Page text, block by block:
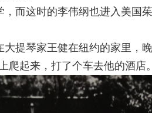
而这时的李伟纲也进入美国
大提琴家王健在纽约的家里，
爬起来，打了个车去他的酒店